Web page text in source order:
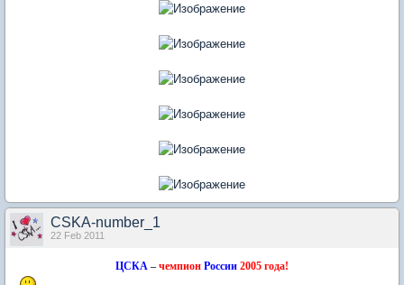
CSKA-number_1
22 Feb 2011
ЦСКА – чемпион России 2005 года!